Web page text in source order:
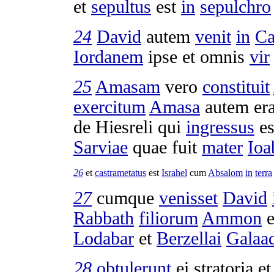
et sepultus est in sepulchro
24 David autem venit in
Iordanem ipse et omnis vir
25 Amasam vero constituit
exercitum Amasa autem
de Hiesreli qui ingressus
Sarviae quae fuit mater
26 et castrametatus est Israhel cum Absalom in terra
27cumque venisset David
Rabbath filiorum Ammon
Lodabar et Berzellai